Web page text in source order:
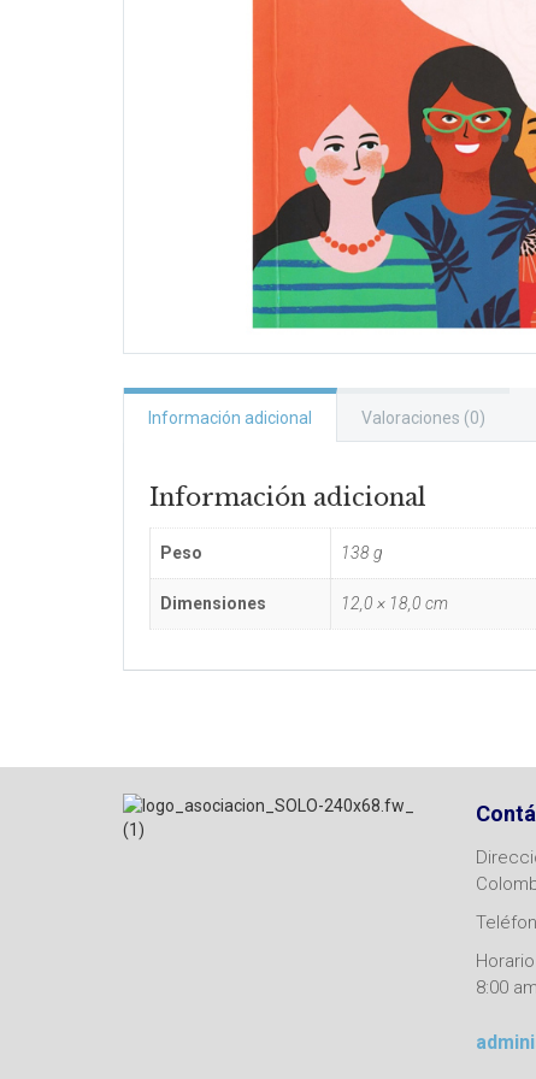
Información adicional Valoraciones (0)
Información adicional
Peso 138 g
Dimensiones 12,0 × 18,0 cm
8:00